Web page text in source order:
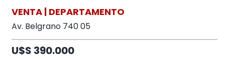
VENTA | DEPARTAMENTO
Av. Belgrano 740 05
U$S 390.000